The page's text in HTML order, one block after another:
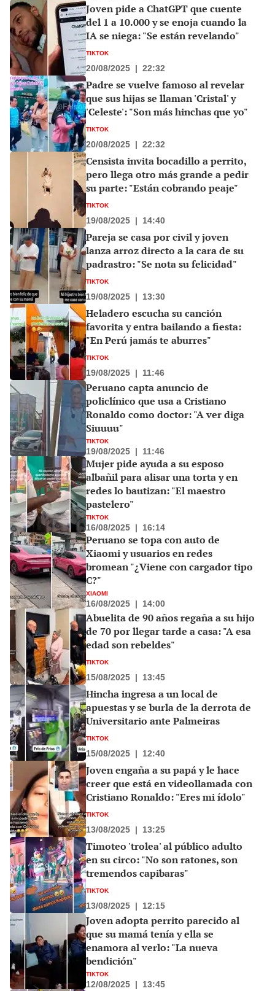
Joven pide a ChatGPT que cuente
del 1 a 10.000 y se enoja cuando la
IA se niega: "Se están revelando"
TIKTOK
20/08/2025 | 22:32
Padre se vuelve famoso al revelar
que sus hijas se llaman 'Cristal' y
'Celeste': "Son más hinchas que yo"
TIKTOK
20/08/2025 | 22:32
Censista invita bocadillo a perrito,
pero llega otro más grande a pedir
su parte: "Están cobrando peaje"
TIKTOK
19/08/2025 | 14:40
Pareja se casa por civil y joven
lanza arroz directo a la cara de su
padrastro: "Se nota su felicidad"
TIKTOK
19/08/2025 | 13:30
Heladero escucha su canción
favorita y entra bailando a fiesta:
"En Perú jamás te aburres"
TIKTOK
19/08/2025 | 11:46
Peruano capta anuncio de
policlínico que usa a Cristiano
Ronaldo como doctor: "A ver diga
Siuuuu"
TIKTOK
19/08/2025 | 11:46
Mujer pide ayuda a su esposo
albañil para alisar una torta y en
redes lo bautizan: "El maestro
pastelero"
TIKTOK
16/08/2025 | 16:14
Peruano se topa con auto de
Xiaomi y usuarios en redes
bromean "¿Viene con cargador tipo
C?"
XIAOMI
16/08/2025 | 14:00
Abuelita de 90 años regaña a su hijo
de 70 por llegar tarde a casa: "A esa
edad son rebeldes"
TIKTOK
15/08/2025 | 13:45
Hincha ingresa a un local de
apuestas y se burla de la derrota de
Universitario ante Palmeiras
TIKTOK
15/08/2025 | 12:40
Joven engaña a su papá y le hace
creer que está en videollamada con
Cristiano Ronaldo: "Eres mi ídolo"
TIKTOK
13/08/2025 | 13:25
Timoteo 'trolea' al público adulto
en su circo: "No son ratones, son
tremendos capibaras"
TIKTOK
13/08/2025 | 12:15
Joven adopta perrito parecido al
que su mamá tenía y ella se
enamora al verlo: "La nueva
bendición"
TIKTOK
12/08/2025 | 13:45